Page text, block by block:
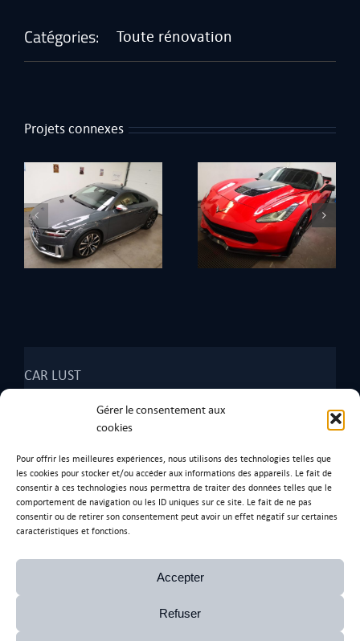
Gérer le consentement aux
cookies
Pour offrir les meilleures expériences, nous utilisons des technologies telles que
les cookies pour stocker et/ou accéder aux informations des appareils. Le fait de
consentir à ces technologies nous permettra de traiter des données telles que le
comportement de navigation ou les ID uniques sur ce site. Le fait de ne pas
consentir ou de retirer son consentement peut avoir un effet négatif sur certaines
caractéristiques et fonctions.
Accepter
Refuser
Catégories: Toute rénovation
Projets connexes
Corvette Hennessey Boxster 981 blanc
CAR LUST
01390 Tramoyes.
Ancienne adresse